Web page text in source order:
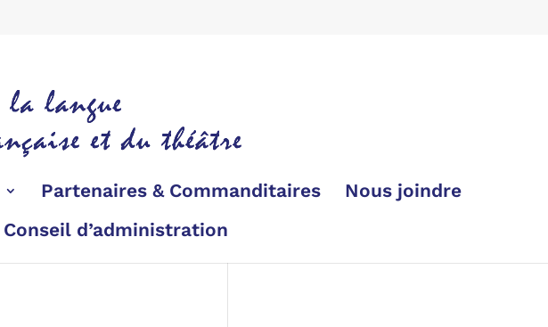
Partenaires & Commanditaires
Nous joindre
Conseil d’administration